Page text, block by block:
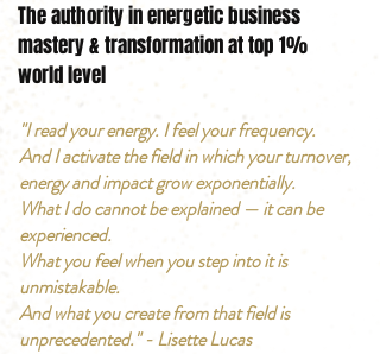
The authority in energetic business
mastery & transformation at top 1%
world level
"I read your energy. I feel your frequency.
And I activate the field in which your turnover,
energy and impact grow exponentially.
What I do cannot be explained — it can be
experienced.
What you feel when you step into it is
unmistakable.
And what you create from that field is
unprecedented." - Lisette Lucas